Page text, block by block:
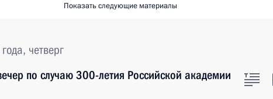
Показать следующие материалы
четверг
по случаю 300-летия Российской академии